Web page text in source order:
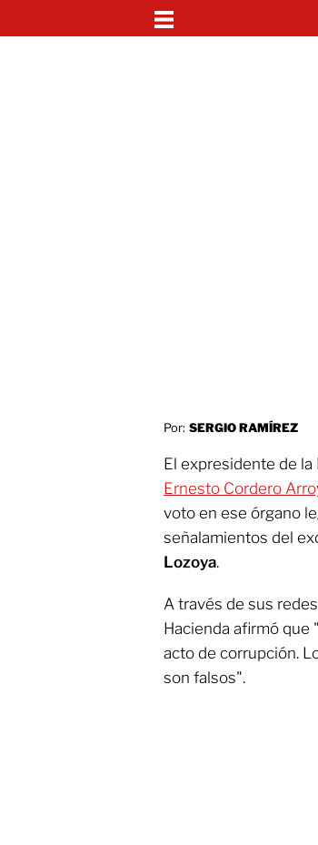
Por: SERGIO RAMÍREZ
El expresidente de la
Ernesto Cordero
voto en ese órgano
señalamientos del
Lozoya.
A través de sus
Hacienda afirmó que
acto de corrupción.
son falsos".